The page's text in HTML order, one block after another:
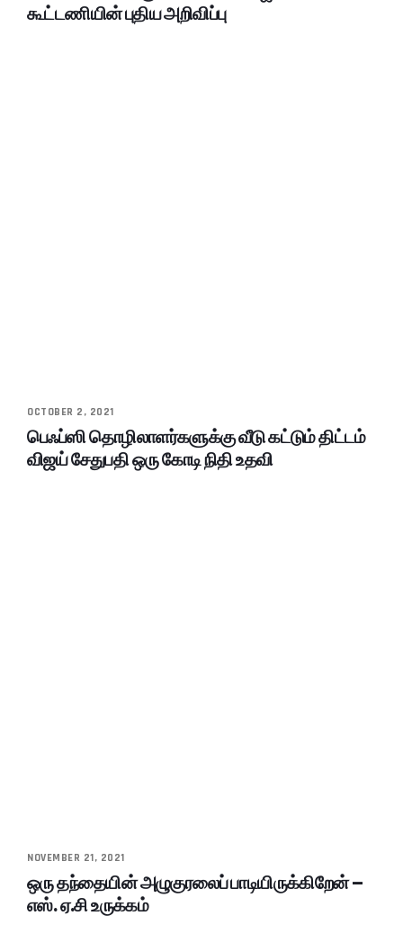
கூட்டணியின் புதிய அறிவிப்பு
OCTOBER 2, 2021
பெஃப்ஸி தொழிலாளர்களுக்கு வீடு கட்டும் திட்டம்
விஜய் சேதுபதி ஒரு கோடி நிதி உதவி
NOVEMBER 21, 2021
ஒரு தந்தையின் அழுகுரலைப் பாடியிருக்கிறேன் –
எஸ். ஏ.சி உருக்கம்